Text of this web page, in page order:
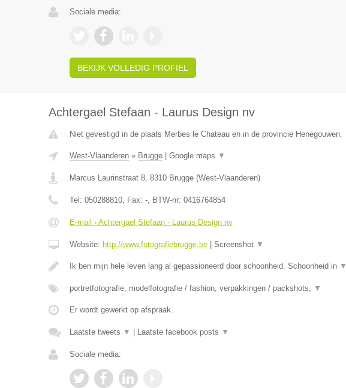
Sociale media:
BEKIJK VOLLEDIG PROFIEL
Achtergael Stefaan - Laurus Design nv
Niet gevestigd in de plaats Merbes le Chateau en in de provincie Henegouwen.
West-Vlaanderen» Brugge| Google maps ▼
Marcus Laurinstraat 8, 8310 Brugge(West-Vlaanderen)
Tel: 050288810, Fax: -, BTW-nr: 0416764854
E-mail › Achtergael Stefaan - Laurus Design nv
Website: http://www.fotografiebrugge.be| Screenshot ▼
Ik ben mijn hele leven lang al gepassioneerd door schoonheid. Schoonheid in ▼
portretfotografie, modelfotografie / fashion, verpakkingen / packshots, ▼
Er wordt gewerkt op afspraak.
Laatste tweets ▼ Laatste facebook posts ▼
Sociale media: